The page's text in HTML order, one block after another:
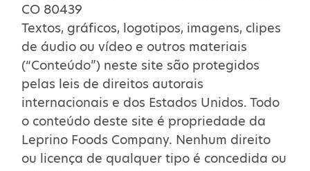
CO 80439
Textos, gráficos, logotipos, imagens, clipes
de áudio ou vídeo e outros materiais
(“Conteúdo”) neste site são protegidos
pelas leis de direitos autorais
internacionais e dos Estados Unidos. Todo
o conteúdo deste site é propriedade da
Leprino Foods Company. Nenhum direito
ou licença de qualquer tipo é concedida ou